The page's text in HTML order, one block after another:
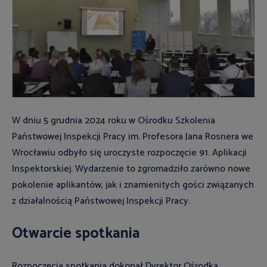
W dniu 5 grudnia 2024 roku w Ośrodku Szkolenia
Państwowej Inspekcji Pracy im. Profesora Jana Rosnera we
Wrocławiu odbyło się uroczyste rozpoczęcie 91. Aplikacji
Inspektorskiej. Wydarzenie to zgromadziło zarówno nowe
pokolenie aplikantów, jak i znamienitych gości związanych
z działalnością Państwowej Inspekcji Pracy.
Otwarcie spotkania